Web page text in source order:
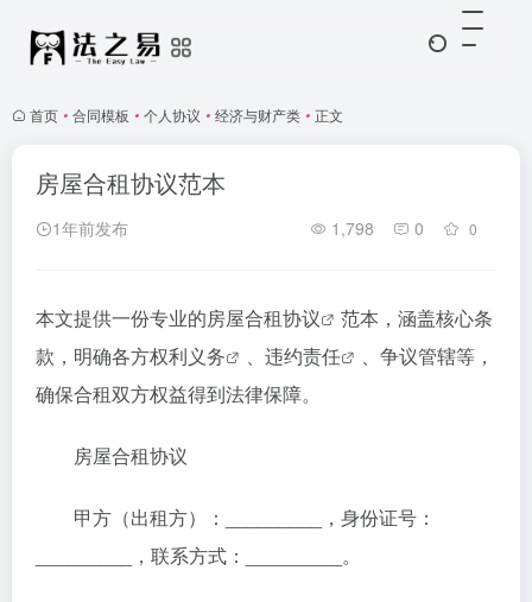
首页 • 合同模板 • 个人协议 • 经济与财产类 • 正文
房屋合租协议范本
1年前发布 1,798 0 0
本文提供一份专业的房屋合租协议
范本，涵盖核心条
款，明确各方权利义务 、 违约责任
、争议管辖等，
确保合租双方权益得到法律保障。
房屋合租协议
甲方（出租方）：_________，身份证号：
_________，联系方式：_________。